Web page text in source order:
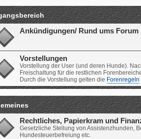
Ankündigungen/ Rund ums Forum
Vorstellungen
Vorstellung der User (und deren Hunde).
Freischaltung für die restlichen
Durch die Vorstellung gelten die Forenregeln
Rechtliches, Papierkram und
Gesetzliche Stellung von Assistenzhunden,
Hundesteuerbefreiung etc.